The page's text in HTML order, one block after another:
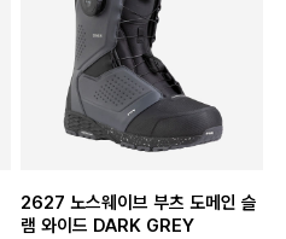
2627 노스웨이브 부츠 도메인 슬
램 와이드 DARK GREY